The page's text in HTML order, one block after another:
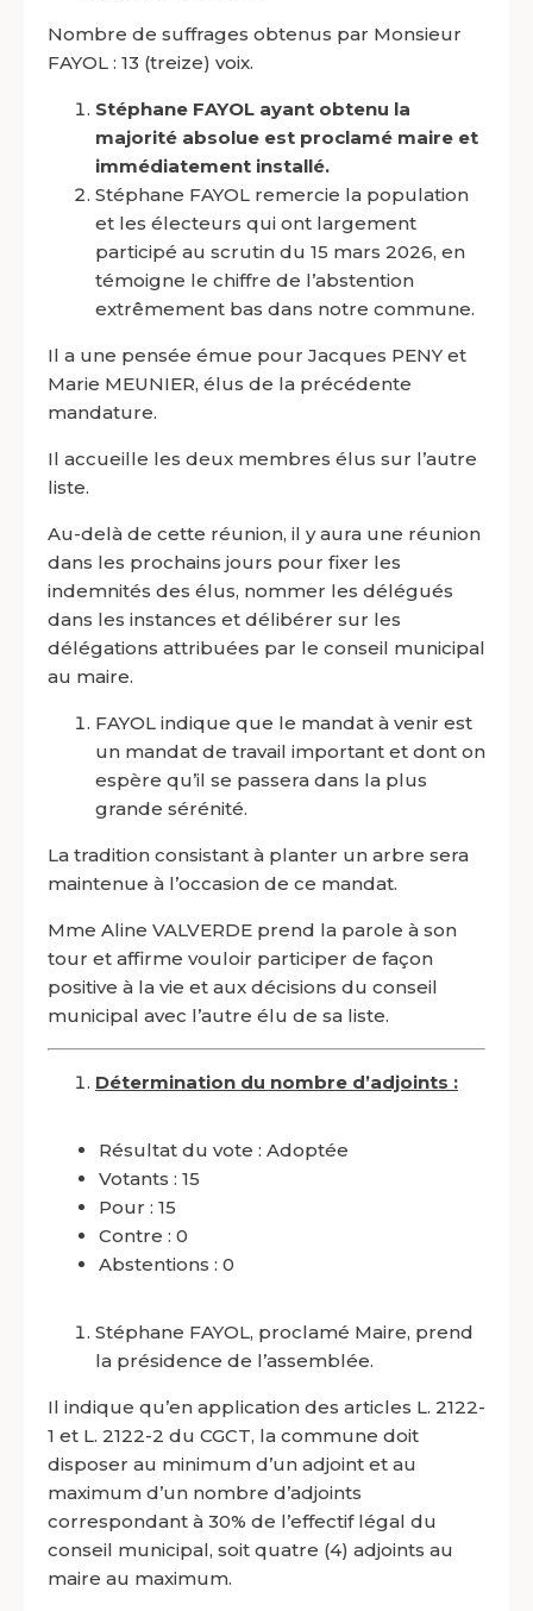
Nombre de suffrages obtenus par Monsieur
FAYOL : 13 (treize) voix.
Stéphane FAYOL ayant obtenu la
majorité absolue est proclamé maire et
immédiatement installé.
Stéphane FAYOL remercie la population
et les électeurs qui ont largement
participé au scrutin du 15 mars 2026, en
témoigne le chiffre de l’abstention
extrêmement bas dans notre commune.
Il a une pensée émue pour Jacques PENY et
Marie MEUNIER, élus de la précédente
mandature.
Il accueille les deux membres élus sur l’autre
liste.
Au-delà de cette réunion, il y aura une réunion
dans les prochains jours pour fixer les
indemnités des élus, nommer les délégués
dans les instances et délibérer sur les
délégations attribuées par le conseil municipal
au maire.
FAYOL indique que le mandat à venir est
un mandat de travail important et dont on
espère qu’il se passera dans la plus
grande sérénité.
La tradition consistant à planter un arbre sera
maintenue à l’occasion de ce mandat.
Mme Aline VALVERDE prend la parole à son
tour et affirme vouloir participer de façon
positive à la vie et aux décisions du conseil
municipal avec l’autre élu de sa liste.
Détermination du nombre d’adjoints :
Résultat du vote : Adoptée
Votants : 15
Pour : 15
Contre : 0
Abstentions : 0
Stéphane FAYOL, proclamé Maire, prend
la présidence de l’assemblée.
Il indique qu’en application des articles L. 2122-
1 et L. 2122-2 du CGCT, la commune doit
disposer au minimum d’un adjoint et au
maximum d’un nombre d’adjoints
correspondant à 30% de l’effectif légal du
conseil municipal, soit quatre (4) adjoints au
maire au maximum.